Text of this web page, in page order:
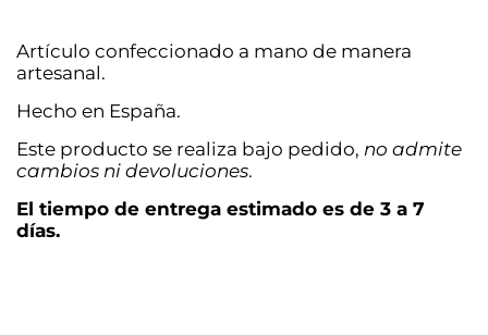
Artículo confeccionado a mano de manera
artesanal.
Hecho en España.
Este producto se realiza bajo pedido, no admite
cambios ni devoluciones.
El tiempo de entrega estimado es de 3 a 7
días.